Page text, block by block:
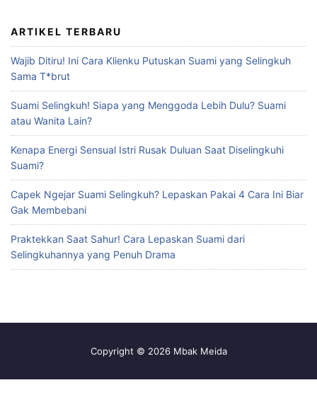
ARTIKEL TERBARU
Wajib Ditiru! Ini Cara Klienku Putuskan Suami yang Selingkuh
Sama T*brut
Suami Selingkuh! Siapa yang Menggoda Lebih Dulu? Suami
atau Wanita Lain?
Kenapa Energi Sensual Istri Rusak Duluan Saat Diselingkuhi
Suami?
Capek Ngejar Suami Selingkuh? Lepaskan Pakai 4 Cara Ini Biar
Gak Membebani
Praktekkan Saat Sahur! Cara Lepaskan Suami dari
Selingkuhannya yang Penuh Drama
Copyright © 2026 Mbak Meida